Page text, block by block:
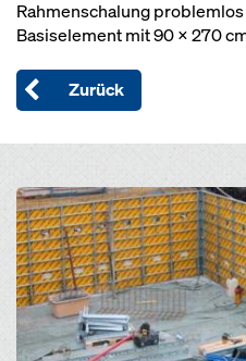
Rahmenschalung
Basiselement mit 90 x 270
Zurück
Open